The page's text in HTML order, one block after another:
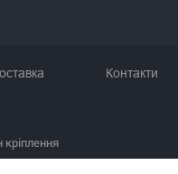
Контакти